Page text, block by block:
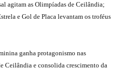
agitam as Olimpíadas de Ceilândia;
e Gol de Placa levantam os troféus
ganha protagonismo nas
Ceilândia e consolida crescimento da